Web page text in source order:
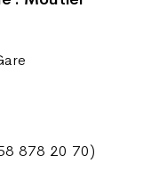
878 20 70)